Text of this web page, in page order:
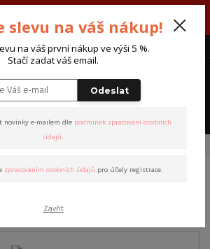
od 7:00 do 15:30 hodin.
CZK
slevu na váš nákup!
na váš první nákup ve výši 5 %.
Stačí zadat váš email.
Odeslat
novinky e-mailem dle podmínek zpracování osobních
údajů.
zpracováním osobních údajů pro účely registrace.
Zavřít